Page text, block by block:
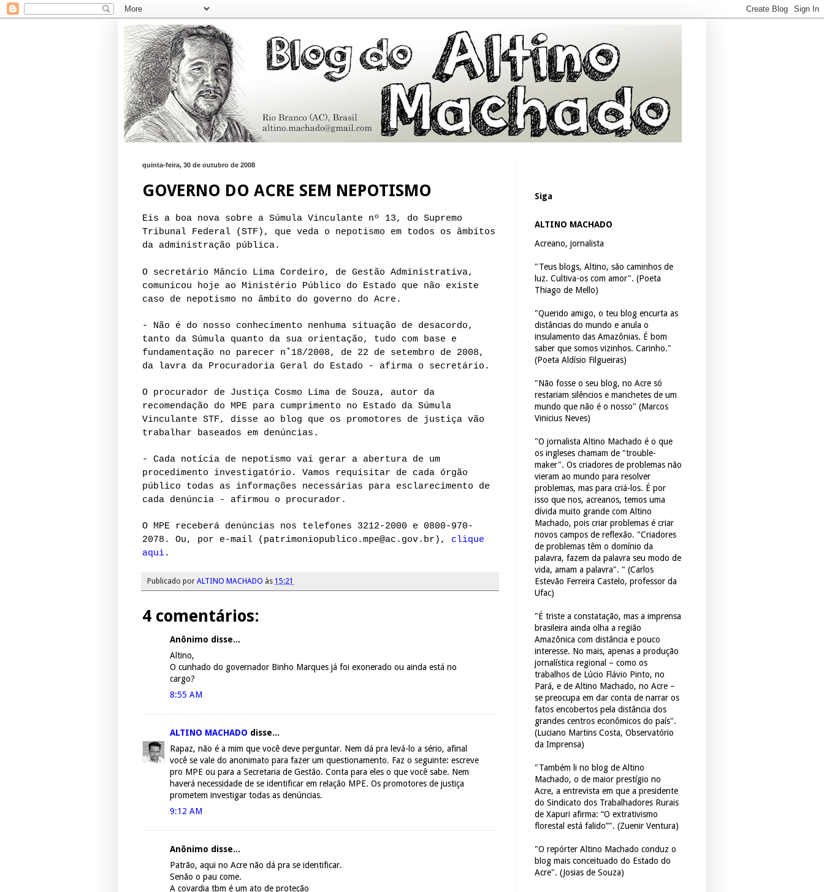
quinta-feira, 30 de outubro de 2008
GOVERNO DO ACRE SEM NEPOTISMO
Eis a boa nova sobre a Súmula Vinculante nº 13, do Supremo
Tribunal Federal (STF), que veda o nepotismo em todos os âmbitos
da administração pública.
O secretário Mâncio Lima Cordeiro, de Gestão Administrativa,
comunicou hoje ao Ministério Público do Estado que não existe
caso de nepotismo no âmbito do governo do Acre.
- Não é do nosso conhecimento nenhuma situação de desacordo,
tanto da Súmula quanto da sua orientação, tudo com base e
fundamentação no parecer n˚18/2008, de 22 de setembro de 2008,
da lavra da Procuradoria Geral do Estado - afirma o secretário.
O procurador de Justiça Cosmo Lima de Souza, autor da
recomendação do MPE para cumprimento no Estado da Súmula
Vinculante STF, disse ao blog que os promotores de justiça vão
trabalhar baseados em denúncias.
- Cada notícia de nepotismo vai gerar a abertura de um
procedimento investigatório. Vamos requisitar de cada órgão
público todas as informações necessárias para esclarecimento de
cada denúncia - afirmou o procurador.
O MPE receberá denúncias nos telefones 3212-2000 e 0800-970-
2078. Ou, por e-mail (patrimoniopublico.mpe@ac.gov.br), clique
aqui.
Publicado por ALTINO MACHADO às 15:21
4 comentários:
Anônimo disse...
Altino,
O cunhado do governador Binho Marques já foi exonerado ou ainda está no
cargo?
8:55 AM
ALTINO MACHADO disse...
Rapaz, não é a mim que você deve perguntar. Nem dá pra levá-lo a sério, afinal
você se vale do anonimato para fazer um questionamento. Faz o seguinte: escreve
pro MPE ou para a Secretaria de Gestão. Conta para eles o que você sabe. Nem
haverá necessidade de se identificar em relação MPE. Os promotores de justiça
prometem investigar todas as denúncias.
9:12 AM
Anônimo disse...
Patrão, aqui no Acre não dá pra se identificar.
Senão o pau come.
A covardia tbm é um ato de proteção
Siga
ALTINO MACHADO
Acreano, jornalista
"Teus blogs, Altino, são caminhos de
luz. Cultiva-os com amor". (Poeta
Thiago de Mello)
"Querido amigo, o teu blog encurta as
distâncias do mundo e anula o
insulamento das Amazônias. É bom
saber que somos vizinhos. Carinho."
(Poeta Aldísio Filgueiras)
"Não fosse o seu blog, no Acre só
restariam silêncios e manchetes de um
mundo que não é o nosso" (Marcos
Vinicius Neves)
"O jornalista Altino Machado é o que
os ingleses chamam de "trouble-
maker". Os criadores de problemas não
vieram ao mundo para resolver
problemas, mas para criá-los. É por
isso que nos, acreanos, temos uma
dívida muito grande com Altino
Machado, pois criar problemas é criar
novos campos de reflexão. "Criadores
de problemas têm o domínio da
palavra, fazem da palavra seu modo de
vida, amam a palavra". " (Carlos
Estevão Ferreira Castelo, professor da
Ufac)
"É triste a constatação, mas a imprensa
brasileira ainda olha a região
Amazônica com distância e pouco
interesse. No mais, apenas a produção
jornalística regional – como os
trabalhos de Lúcio Flávio Pinto, no
Pará, e de Altino Machado, no Acre –
se preocupa em dar conta de narrar os
fatos encobertos pela distância dos
grandes centros econômicos do país".
(Luciano Martins Costa, Observatório
da Imprensa)
"Também li no blog de Altino
Machado, o de maior prestígio no
Acre, a entrevista em que a presidente
do Sindicato dos Trabalhadores Rurais
de Xapuri afirma: “O extrativismo
florestal está falido”". (Zuenir Ventura)
"O repórter Altino Machado conduz o
blog mais conceituado do Estado do
Acre". (Josias de Souza)